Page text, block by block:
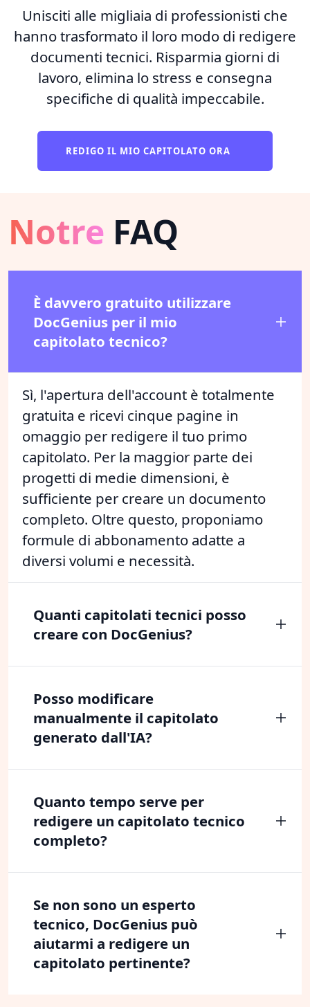
Unisciti alle migliaia di professionisti che
hanno trasformato il loro modo di redigere
documenti tecnici. Risparmia giorni di
lavoro, elimina lo stress e consegna
specifiche di qualità impeccabile.
REDIGO IL MIO CAPITOLATO ORA
Notre FAQ
È davvero gratuito utilizzare
DocGenius per il mio
capitolato tecnico?
Sì, l'apertura dell'account è totalmente
gratuita e ricevi cinque pagine in
omaggio per redigere il tuo primo
capitolato. Per la maggior parte dei
progetti di medie dimensioni, è
sufficiente per creare un documento
completo. Oltre questo, proponiamo
formule di abbonamento adatte a
diversi volumi e necessità.
Quanti capitolati tecnici posso
creare con DocGenius?
Posso modificare
manualmente il capitolato
generato dall'IA?
Quanto tempo serve per
redigere un capitolato tecnico
completo?
Se non sono un esperto
tecnico, DocGenius può
aiutarmi a redigere un
capitolato pertinente?